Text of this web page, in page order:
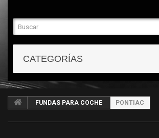
CATEGORÍAS
FUNDAS PARA COCHE PONTIAC